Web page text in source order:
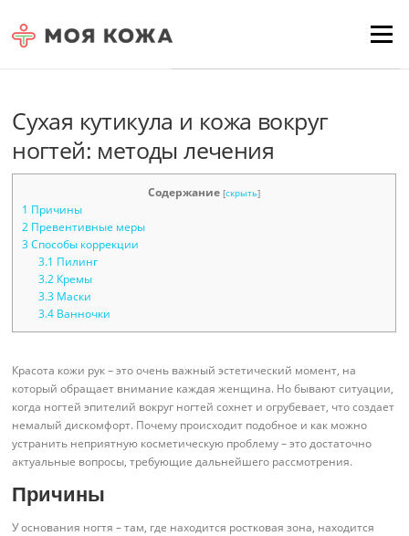
Menu
Сухая кутикула и кожа вокруг
ногтей: методы лечения
Содержание [скрыть]
1 Причины
2 Превентивные меры
3 Способы коррекции
3.1 Пилинг
3.2Кремы
3.3Маски
3.4Ванночки
Красота кожи рук – это очень важный эстетический момент, на
который обращает внимание каждая женщина. Но бывают ситуации,
когда ногтей эпителий вокруг ногтей сохнет и огрубевает, что создает
немалый дискомфорт. Почему происходит подобное и как можно
устранить неприятную косметическую проблему – это достаточно
актуальные вопросы, требующие дальнейшего рассмотрения.
Причины
У основания ногтя – там, где находится ростковая зона, находится
Для любых предложений по